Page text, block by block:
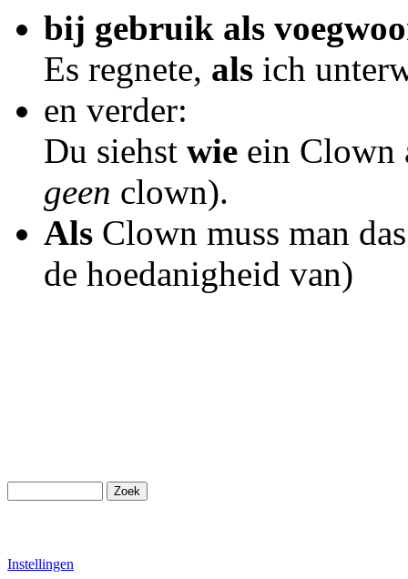
bij gebruik als
Es regnete, als ich
en verder:
Du siehst wie ein Clown
geen clown).
Als Clown muss man
de hoedanigheid van)
Instellingen